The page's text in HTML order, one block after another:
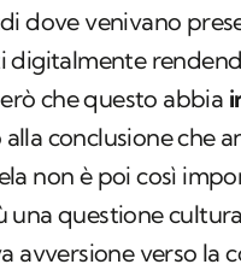
dove venivano
digitalmente
che questo abbia
conclusione che
non è poi così
una questione
avversione verso la